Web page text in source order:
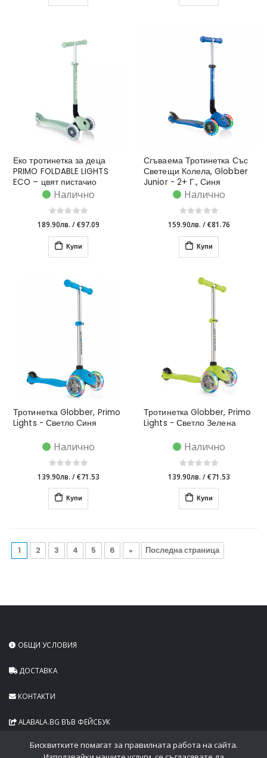
Еко тротинетка за деца
PRIMO FOLDABLE LIGHTS
ECO – цвят пистачио
Налично
189.90лв. /€97.09
Купи
Сгъваема Тротинетка Със
Светещи Колела, Globber
Junior - 2+ Г., Синя
Налично
159.90лв. /€81.76
Купи
Тротинетка Globber, Primo
Lights - Светло Синя
Налично
139.90лв. /€71.53
Купи
Тротинетка Globber, Primo
Lights - Светло Зелена
Налично
139.90лв. /€71.53
Купи
1 2 3 4 5 6 » Последна страница
ОБЩИ УСЛОВИЯ
ДОСТАВКА
КОНТАКТИ
ALABALA.BG ВЪВ ФЕЙСБУК
Бисквитките помагат за правилната работа на сайта.